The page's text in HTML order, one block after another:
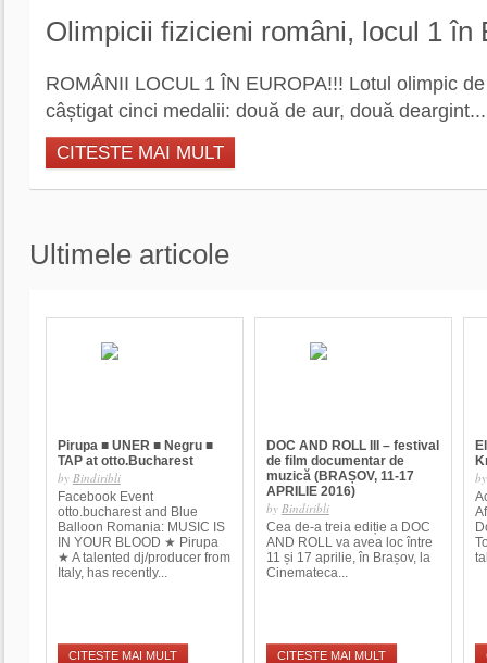
Olimpicii fizicieni români, locul 1 în
ROMÂNII LOCUL 1 ÎN EUROPA!!! Lotul olimpic
câștigat cinci medalii: două de aur, două deargint...
CITESTE MAI MULT
Ultimele articole
Pirupa ■ UNER ■ Negru ■
TAP at otto.Bucharest
by Bindiribli
Facebook Event
otto.bucharest and Blue
Balloon Romania: MUSIC IS
IN YOUR BLOOD ★ Pirupa
★ A talented dj/producer from
Italy, has recently...
CITESTE MAI MULT
DOC AND ROLL III – festival
de film documentar de
muzică (BRAȘOV, 11-17
APRILIE 2016)
by Bindiribli
Cea de-a treia ediție a DOC
AND ROLL va avea loc între
11 și 17 aprilie, în Brașov, la
Cinemateca...
CITESTE MAI MULT